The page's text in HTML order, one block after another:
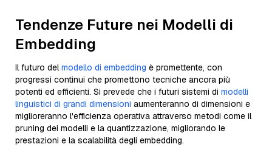
Tendenze Future nei Modelli di
Embedding
Il futuro delmodello di embedding è promettente, con
progressi continui che promettono tecniche ancora più
potenti ed efficienti. Si prevede che i futuri sistemi di modelli
linguistici di grandi dimensioni aumenteranno di dimensioni e
miglioreranno l'efficienza operativa attraverso metodi come il
pruning dei modelli e la quantizzazione, migliorando le
prestazioni e la scalabilità degli embedding.